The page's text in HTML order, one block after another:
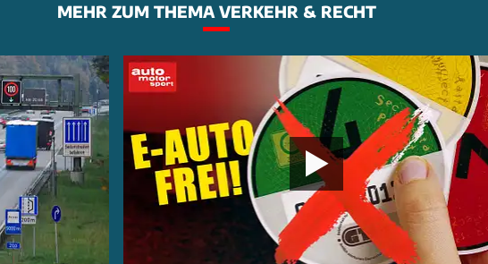
MEHR ZUM THEMA VERKEHR & RECHT